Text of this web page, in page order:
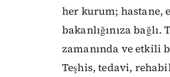
her kurum; hastane,
bakanlığınıza
zamanında ve etkili
Teşhis, tedavi,